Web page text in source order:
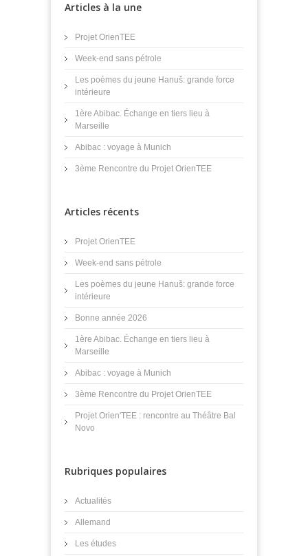
Articles à la une
Projet OrienTEE
Week-end sans pétrole
Les poèmes du jeune Hanuš: grande force
intérieure
1ère Abibac. Échange en tiers lieu à
Marseille
Abibac : voyage à Munich
3ème Rencontre du Projet OrienTEE
Articles récents
Projet OrienTEE
Week-end sans pétrole
Les poèmes du jeune Hanuš: grande force
intérieure
Bonne année 2026
1ère Abibac. Échange en tiers lieu à
Marseille
Abibac : voyage à Munich
3ème Rencontre du Projet OrienTEE
Projet Orien'TEE : rencontre au Théâtre Bal
Novo
Rubriques populaires
Actualités
Allemand
Les études